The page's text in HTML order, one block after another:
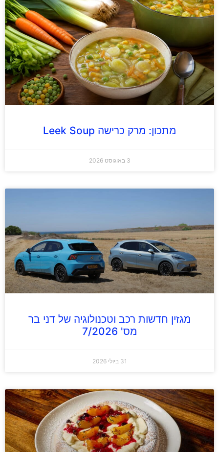
מתכון: מרק כרישה Leek Soup
3 באוגוסט 2026
מגזין חדשות רכב וטכנולוגיה של דני בר
מס' 7/2026
31 ביולי 2026